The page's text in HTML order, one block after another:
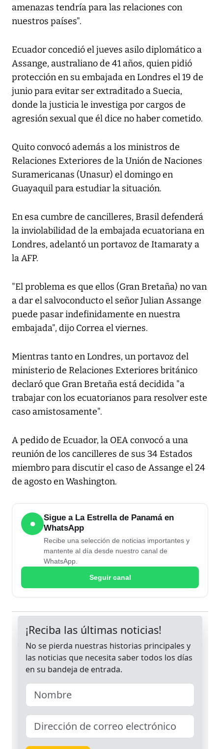
amenazas tendría para las relaciones con
nuestros países".
Ecuador concedió el jueves asilo diplomático a
Assange, australiano de 41 años, quien pidió
protección en su embajada en Londres el 19 de
junio para evitar ser extraditado a Suecia,
donde la justicia le investiga por cargos de
agresión sexual que él dice no haber cometido.
Quito convocó además a los ministros de
Relaciones Exteriores de la Unión de Naciones
Suramericanas (Unasur) el domingo en
Guayaquil para estudiar la situación.
En esa cumbre de cancilleres, Brasil defenderá
la inviolabilidad de la embajada ecuatoriana en
Londres, adelantó un portavoz de Itamaraty a
la AFP.
"El problema es que ellos (Gran Bretaña) no van
a dar el salvoconducto el señor Julian Assange
puede pasar indefinidamente en nuestra
embajada", dijo Correa el viernes.
Mientras tanto en Londres, un portavoz del
ministerio de Relaciones Exteriores británico
declaró que Gran Bretaña está decidida "a
trabajar con los ecuatorianos para resolver este
caso amistosamente".
A pedido de Ecuador, la OEA convocó a una
reunión de los cancilleres de sus 34 Estados
miembro para discutir el caso de Assange el 24
de agosto en Washington.
●
Sigue a La Estrella de Panamá en
WhatsApp
Recibe una selección de noticias importantes y
mantente al día desde nuestro canal de
WhatsApp.
Seguir canal